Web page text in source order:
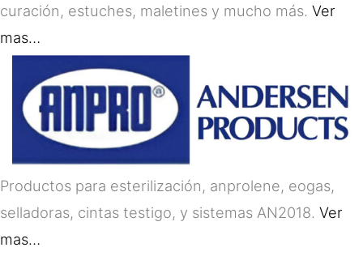
curación, estuches, maletines y mucho más. Ver
mas…
Productos para esterilización, anprolene, eogas,
selladoras, cintas testigo, y sistemas AN2018. Ver
mas…